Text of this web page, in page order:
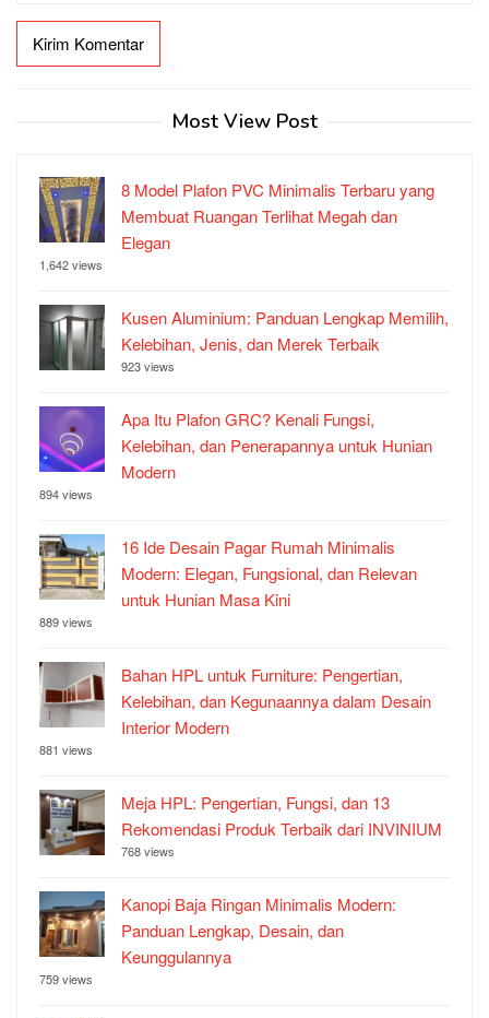
Most View Post
8 Model Plafon PVC Minimalis Terbaru yang
Membuat Ruangan Terlihat Megah dan
Elegan
1,642 views
Kusen Aluminium: Panduan Lengkap Memilih,
Kelebihan, Jenis, dan Merek Terbaik
923 views
Apa Itu Plafon GRC? Kenali Fungsi,
Kelebihan, dan Penerapannya untuk Hunian
Modern
894 views
16 Ide Desain Pagar Rumah Minimalis
Modern: Elegan, Fungsional, dan Relevan
untuk Hunian Masa Kini
889 views
Bahan HPL untuk Furniture: Pengertian,
Kelebihan, dan Kegunaannya dalam Desain
Interior Modern
881 views
Meja HPL: Pengertian, Fungsi, dan 13
Rekomendasi Produk Terbaik dari INVINIUM
768 views
Kanopi Baja Ringan Minimalis Modern:
Panduan Lengkap, Desain, dan
Keunggulannya
759 views